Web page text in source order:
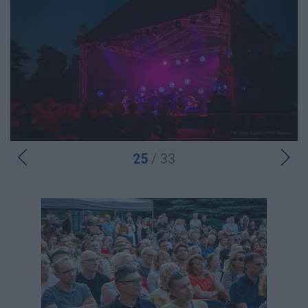
25 / 33